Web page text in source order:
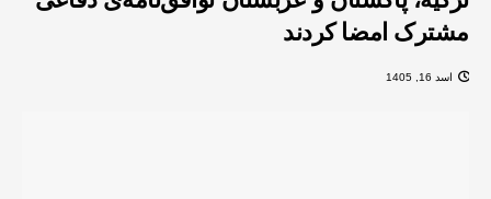
مشترک امضا کردند
اسد 16, 1405